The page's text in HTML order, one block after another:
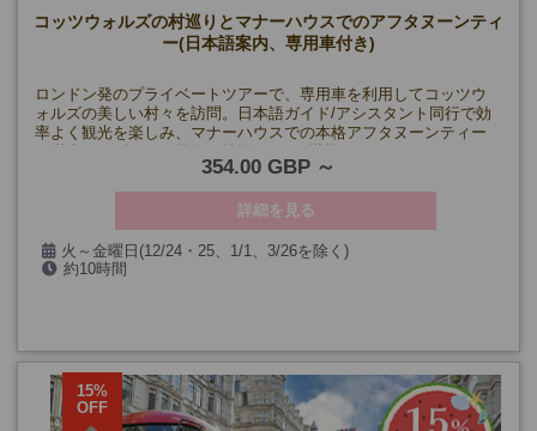
コッツウォルズの村巡りとマナーハウスでのアフタヌーンティ
ー(日本語案内、専用車付き)
ロンドン発のプライベートツアーで、専用車を利用してコッツウ
ォルズの美しい村々を訪問。日本語ガイド/アシスタント同行で効
率よく観光を楽しみ、マナーハウスでの本格アフタヌーンティー
354.00 GBP
詳細を見る
火～金曜日(12/24・25、1/1、3/26を除く)
約10時間
15%
OFF